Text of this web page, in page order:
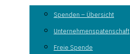
Spenden – Übersicht
Unternehmenspatenschaft
Freie Spende